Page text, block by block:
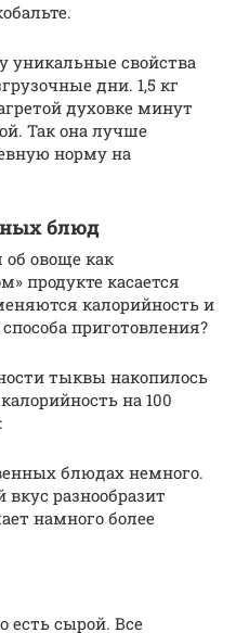
уникальные свойства
дни. 1,5 кг
духовке минут
Так она лучше
норму на
блюд
овоще как
продукте касается
калорийность и
приготовления?
тыквы накопилось
на 100
блюдах немного.
разнообразит
намного более
есть сырой. Все